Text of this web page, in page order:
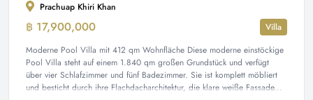
Prachuap Khiri Khan
฿ 17,900,000
Villa
Moderne Pool Villa mit 412 qm Wohnfläche Diese moderne einstöckige
Pool Villa steht auf einem 1.840 qm großen Grundstück und verfügt
über vier Schlafzimmer und fünf Badezimmer. Sie ist komplett möbliert
und besticht durch ihre Flachdacharchitektur, die klare weiße Fassade...